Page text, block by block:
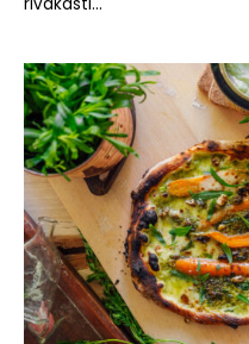
rivakasti...